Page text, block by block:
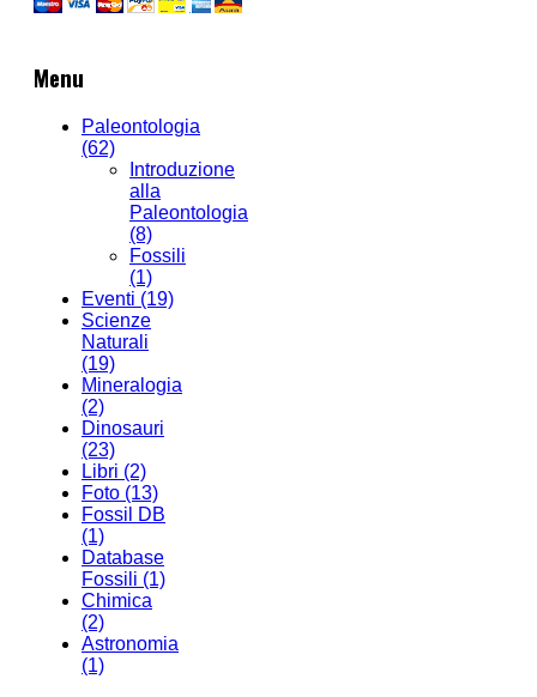
Menu
Paleontologia
(62)
Introduzione
alla
Paleontologia
(8)
Fossili
(1)
Eventi (19)
Scienze
Naturali
(19)
Mineralogia
(2)
Dinosauri
(23)
Libri (2)
Foto (13)
Fossil DB
(1)
Database
Fossili (1)
Chimica
(2)
Astronomia
(1)